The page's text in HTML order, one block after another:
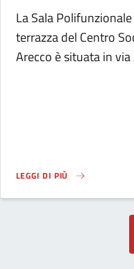
ELIT…
La Sala
terrazza del Centro
Arecco è situata in
LEGGI DI PIÙ
SU LOREM IPSUM DOLOR